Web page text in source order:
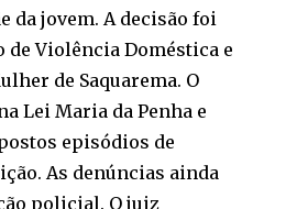
da jovem. A decisão foi
de Violência Doméstica e
de Saquarema. O
Lei Maria da Penha e
episódios de
As denúncias ainda
policial. O juiz